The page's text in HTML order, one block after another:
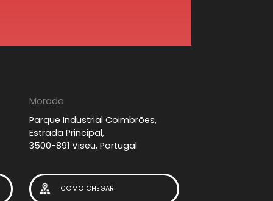
Morada
Parque Industrial Coimbrões,
Estrada Principal,
3500-891 Viseu, Portugal
COMO CHEGAR